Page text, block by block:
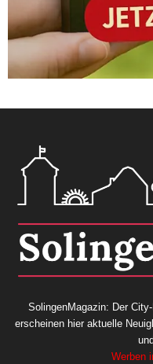
SolingenMagazin: Der
erscheinen hier aktuelle
Werben